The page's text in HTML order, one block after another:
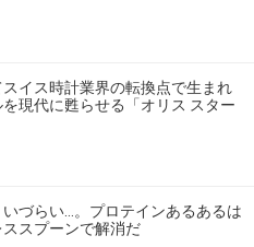
イス時計業界の転換点で生まれ
現代に甦らせる「オリス スター
づらい…。プロテインあるあるは
スプーンで解消だ